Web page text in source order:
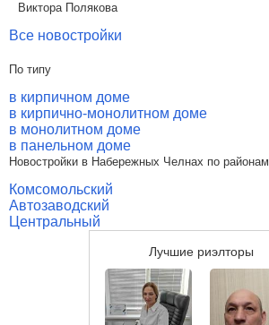
Виктора Полякова
Все новостройки
По типу
в кирпичном доме
в кирпично-монолитном доме
в монолитном доме
в панельном доме
Новостройки в Набережных Челнах по районам
Комсомольский
Автозаводский
Центральный
Лучшие риэлторы